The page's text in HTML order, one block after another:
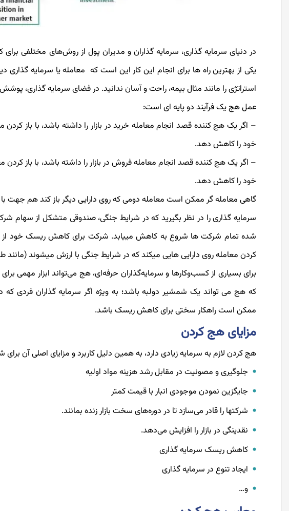
در دنیای سرمایه­ گذاری، سرمایه گذاران و مدیران پول از روش‌های مختلفی
یکی از بهترین راه­ ها برای انجام این کار این است که معامله یا سرمایه
استراتژی را مانند مثال بیمه، راحت و آسان ندانید. در فضای سرمایه
عمل هج یک فرآیند دو پایه ­ای است:
– اگر یک هج کننده قصد انجام معامله خرید در بازار را داشته باشد، با باز
خود را کاهش دهد.
– اگر یک هج کننده قصد انجام معامله فروش در بازار را داشته باشد، با باز
خود را کاهش دهد.
گاهی معامله­ گر ممکن است معامله دومی که روی دارایی دیگر باز کند هم جهت
سرمایه­ گذاری را در نظر بگیرید که در شرایط جنگی، صندوقی متشکل از سهام
شده تمام شرکت­ ها شروع به کاهش می­یابد. شرکت برای کاهش ریسک خود از
کردن معامله روی دارایی­ هایی می­کند که در شرایط جنگی با ارزش می­شوند
برای بسیاری از کسب‌وکارها و سرمایه‌گذاران حرفه‌ای، هج می‌تواند ابزار مهمی
که هج می تواند یک شمشیر دولبه باشد؛ به ویژه اگر سرمایه گذاران فردی
ممکن است راهکار سختی برای کاهش ریسک باشد.
مزایای هج کردن
هج کردن لازم به سرمایه زیادی دارد، به همین دلیل کاربرد و مزایای اصلی آن
جلوگیری و مصونیت در مقابل رشد هزینه مواد اولیه
جایگزین نمودن موجودی انبار با قیمت کمتر
شرکت­ها را قادر می‌سازد تا در دوره‌های سخت بازار زنده بمانند.
نقدینگی در بازار را افزایش می‌دهد.
کاهش ریسک سرمایه ­گذاری
ایجاد تنوع در سرمایه­ گذاری
و…